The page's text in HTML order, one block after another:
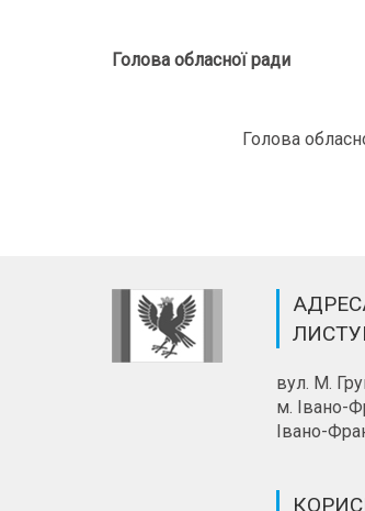
Голова обласної ради
Голова
вул. М.
м. Івано-
Івано-